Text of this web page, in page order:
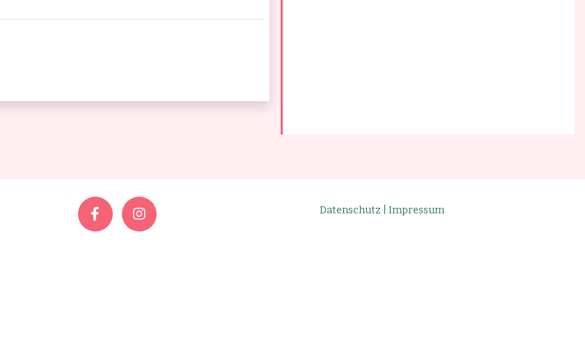
Datenschutz | Impressum